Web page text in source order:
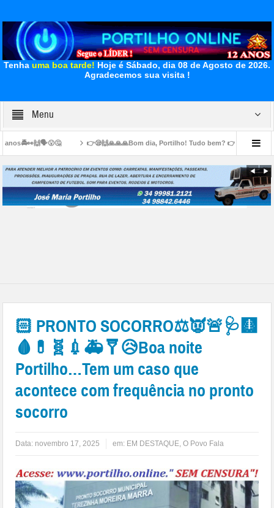
Tenha uma boa tarde! Hoje é Sábado, dia 08 de Agosto de 2026.
Agradecemos sua visita !
Menu
👉😪🙌🙏🙏🙏Bom dia, Portilho! Tudo bem? 👉📢😪😞💊🙌🙏👏🤝Venho lhe
em cima das calçadas 👉🏻🚧👍🏻👏🏻🤝✍🏻👏🏻👏🏻🛣️ Secretaria de Obras
🏻 PRONTO SOCORRO⚖👿🚨🩺🩻
🩸💊🧬💉🚑🩼😥Boa noite
Portilho…Tem um caso que
acontece com frequência no pronto
socorro
Data: novembro 17, 2025 em: EM DESTAQUE,O Povo Fala